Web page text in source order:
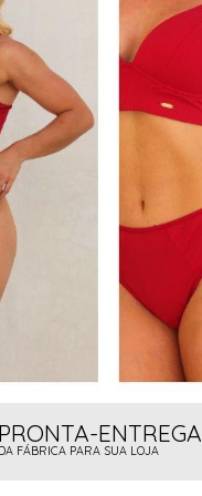
PRONTA-ENTREGA
DA FÁBRICA PARA SUA LOJA